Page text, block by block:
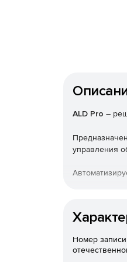
ALD Pro –
управления
Номер